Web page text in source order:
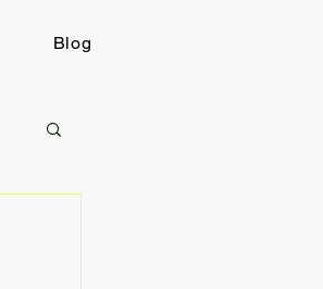
Blog